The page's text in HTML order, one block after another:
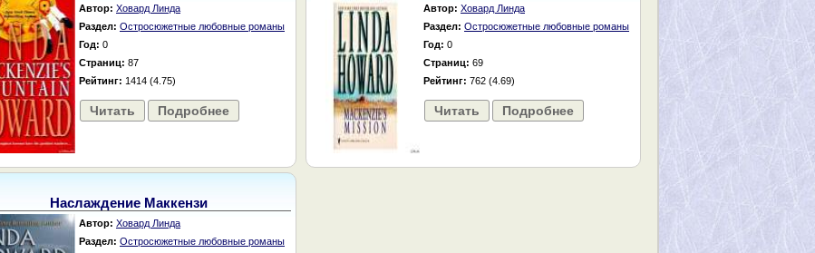
Автор: Ховард Линда
Раздел: Остросюжетные любовные романы
Год: 0
Страниц: 87
Рейтинг: 1414 (4.75)
Читать Подробнее
Автор: Ховард Линда
Раздел: Остросюжетные любовные романы
Год: 0
Страниц: 69
Рейтинг: 762 (4.69)
Читать Подробнее
Наслаждение Маккензи
Автор: Ховард Линда
Раздел: Остросюжетные любовные романы